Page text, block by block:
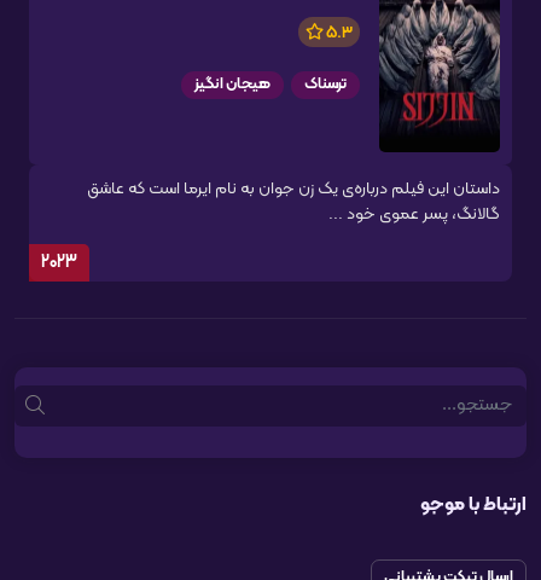
5.3
ترسناک هیجان انگیز
داستان این فیلم درباره‌ی یک زن جوان به نام ایرما است که عاشق
گالانگ، پسر عموی خود ...
2023
Search
ارتباط با موجو